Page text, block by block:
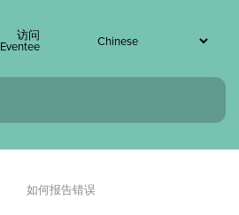
访问
Eventee
如何报告错误